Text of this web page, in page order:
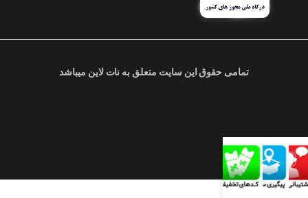
تمامی حقوق این سایت متعلق به نات لاین میباشد